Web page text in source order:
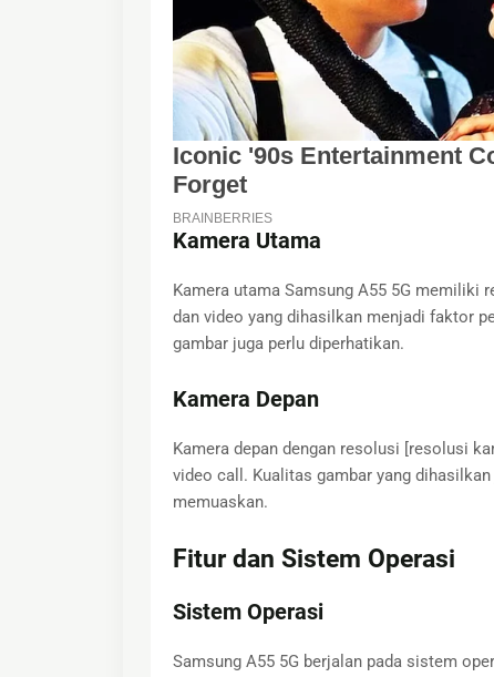
Kamera Utama
Kamera utama Samsung A55 5G
dan video yang dihasilkan menjadi faktor
gambar juga perlu diperhatikan.
Kamera Depan
Kamera depan dengan resolusi [resolusi
video call. Kualitas gambar yang
memuaskan.
Fitur dan Sistem Operasi
Sistem Operasi
Samsung A55 5G berjalan pada sistem